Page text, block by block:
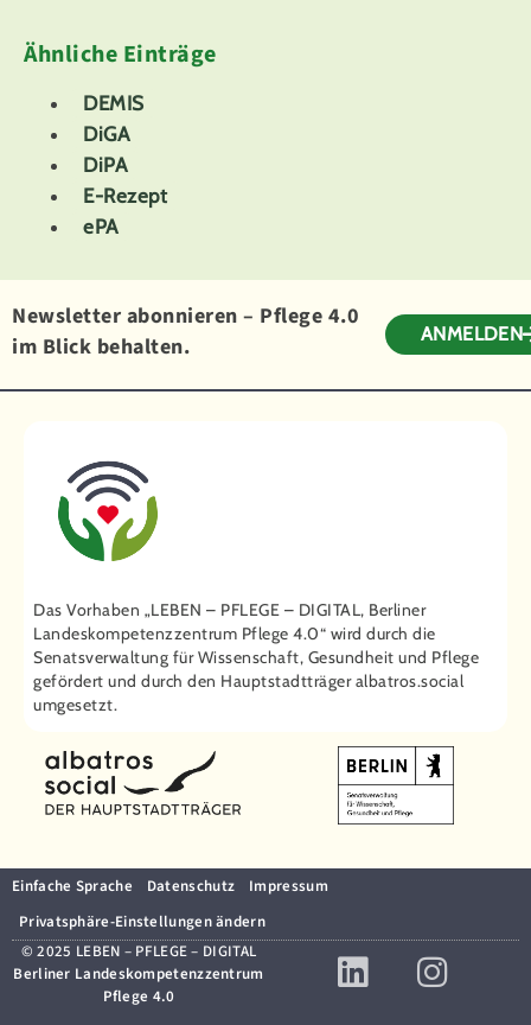
Ähnliche Einträge
DEMIS
DiGA
DiPA
E-Rezept
ePA
Newsletter abonnieren – Pflege 4.0
im Blick behalten.
ANMELDEN
Das Vorhaben „LEBEN – PFLEGE – DIGITAL, Berliner
Landeskompetenzzentrum Pflege 4.0“ wird durch die
Senatsverwaltung für Wissenschaft, Gesundheit und Pflege
gefördert und durch den Hauptstadtträger ­albatros.social
umgesetzt.
Einfache Sprache Datenschutz
Impressum
Privatsphäre-Einstellungen ändern
© 2025 LEBEN – PFLEGE – DIGITAL
Berliner Landeskompetenzzentrum
Pflege 4.0